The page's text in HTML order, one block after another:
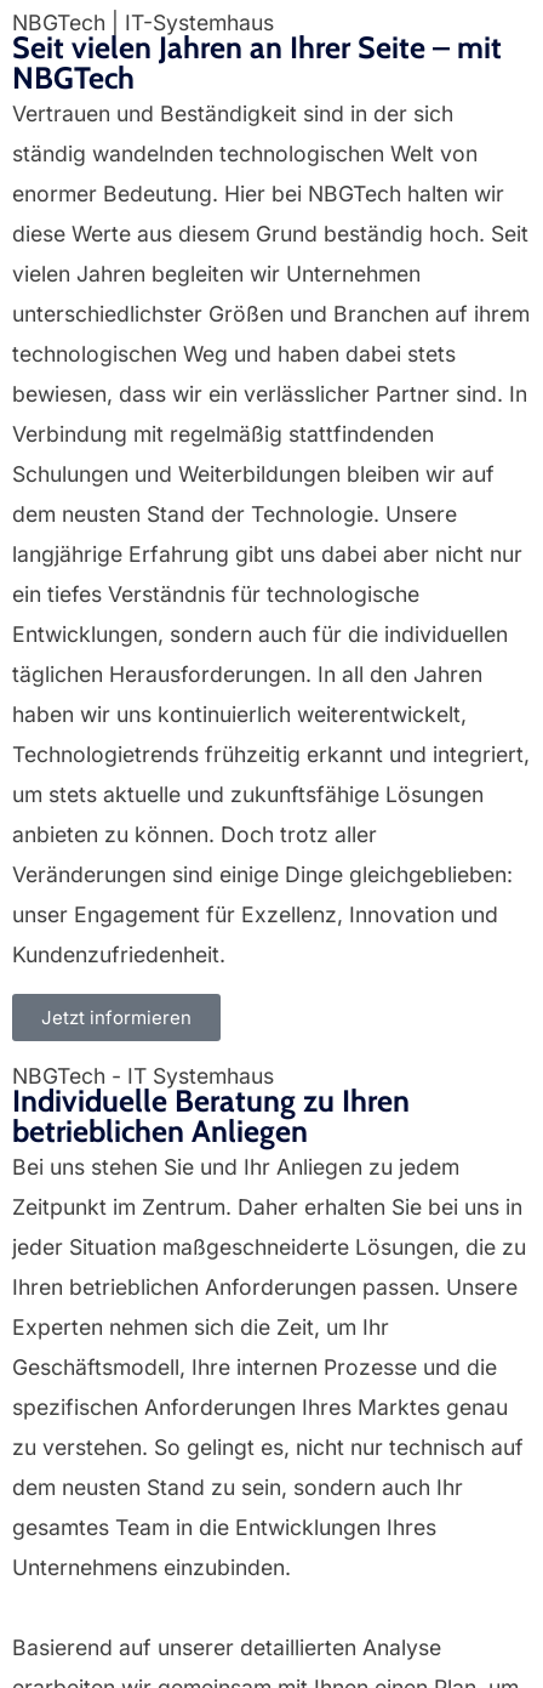
NBGTech | IT-Systemhaus
Seit vielen Jahren an Ihrer Seite – mit
NBGTech
Vertrauen und Beständigkeit sind in der sich
ständig wandelnden technologischen Welt von
enormer Bedeutung. Hier bei NBGTech halten wir
diese Werte aus diesem Grund beständig hoch. Seit
vielen Jahren begleiten wir Unternehmen
unterschiedlichster Größen und Branchen auf ihrem
technologischen Weg und haben dabei stets
bewiesen, dass wir ein verlässlicher Partner sind. In
Verbindung mit regelmäßig stattfindenden
Schulungen und Weiterbildungen bleiben wir auf
dem neusten Stand der Technologie. Unsere
langjährige Erfahrung gibt uns dabei aber nicht nur
ein tiefes Verständnis für technologische
Entwicklungen, sondern auch für die individuellen
täglichen Herausforderungen. In all den Jahren
haben wir uns kontinuierlich weiterentwickelt,
Technologietrends frühzeitig erkannt und integriert,
um stets aktuelle und zukunftsfähige Lösungen
anbieten zu können. Doch trotz aller
Veränderungen sind einige Dinge gleichgeblieben:
unser Engagement für Exzellenz, Innovation und
Kundenzufriedenheit.
Jetzt informieren
NBGTech - IT Systemhaus
Individuelle Beratung zu Ihren
betrieblichen Anliegen
Bei uns stehen Sie und Ihr Anliegen zu jedem
Zeitpunkt im Zentrum. Daher erhalten Sie bei uns in
jeder Situation maßgeschneiderte Lösungen, die zu
Ihren betrieblichen Anforderungen passen. Unsere
Experten nehmen sich die Zeit, um Ihr
Geschäftsmodell, Ihre internen Prozesse und die
spezifischen Anforderungen Ihres Marktes genau
zu verstehen. So gelingt es, nicht nur technisch auf
dem neusten Stand zu sein, sondern auch Ihr
gesamtes Team in die Entwicklungen Ihres
Unternehmens einzubinden.
Basierend auf unserer detaillierten Analyse